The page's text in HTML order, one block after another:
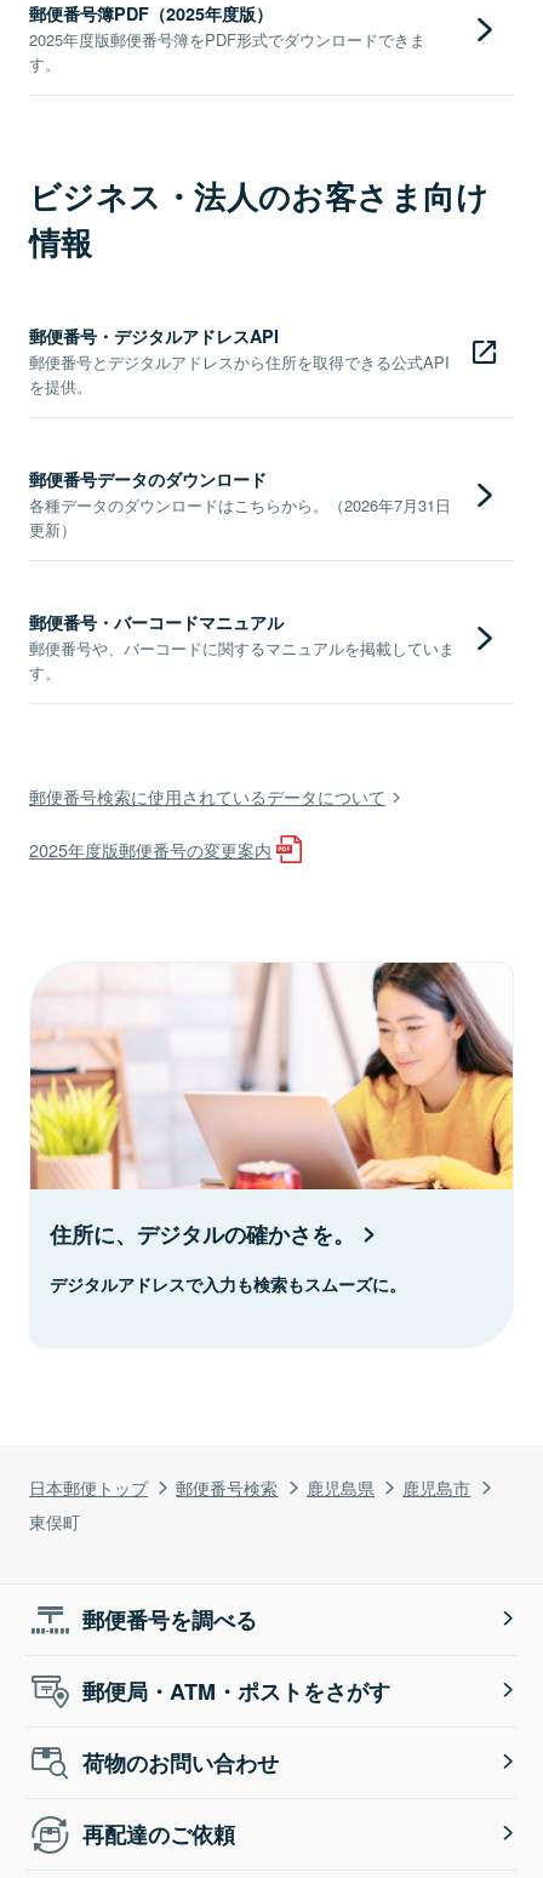
日本郵便トップ 郵便番号検索 鹿児島県
鹿児島市
東俣町
郵便番号簿PDF（2025年度版）
2025年度版郵便番号簿をPDF形式でダウンロードできま
す。
ビジネス・法人のお客さま向け
情報
郵便番号・デジタルアドレスAPI
郵便番号とデジタルアドレスから住所を取得できる公式API
を提供。
郵便番号データのダウンロード
各種データのダウンロードはこちらから。（2026年7月31日
更新）
郵便番号・バーコードマニュアル
郵便番号や、バーコードに関するマニュアルを掲載していま
す。
郵便番号検索に使用されているデータについて
2025年度版郵便番号の変更案内
住所に、デジタルの確かさを。
デジタルアドレスで入力も検索もスムーズに。
郵便番号を調べる
郵便局・ATM・ポストをさがす
荷物のお問い合わせ
再配達のご依頼